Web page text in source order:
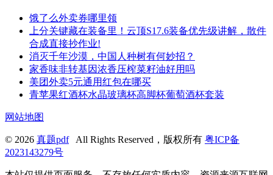
饿了么外卖券哪里领
上分关键藏在装备里！云顶S17.6装备优先级讲解，散件
合成直接抄作业!
消灭千年沙漠，中国人种树有何妙招？
家香味非转基因浓香压榨菜籽油好用吗
美团外卖5元通用红包在哪买
青苹果红酒杯水晶玻璃杯高脚杯葡萄酒杯套装
网站地图
© 2026 真题pdfAll Rights Reserved，版权所有 粤ICP备
2023143279号